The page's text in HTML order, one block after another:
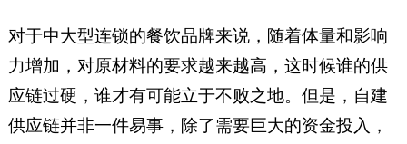
对于中大型连锁的餐饮品牌来说，随着体量和影响
力增加，对原材料的要求越来越高，这时候谁的供
应链过硬，谁才有可能立于不败之地。但是，自建
供应链并非一件易事，除了需要巨大的资金投入，